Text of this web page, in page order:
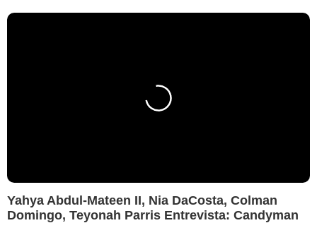
Yahya Abdul-Mateen II, Nia DaCosta, Colman
Domingo, Teyonah Parris Entrevista: Candyman